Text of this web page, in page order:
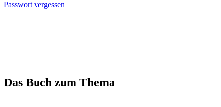
Passwort vergessen
Das Buch zum Thema